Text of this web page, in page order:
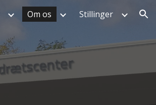
Om os Stillinger